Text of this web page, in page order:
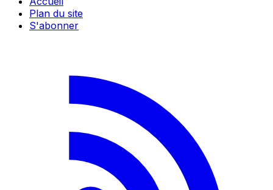
Plan du site
S'abonner